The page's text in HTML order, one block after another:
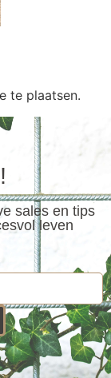
te plaatsen.
sales en tips
leven